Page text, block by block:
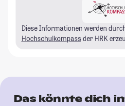
Diese Informationen werden
Hochschulkompass der HRK
Das könnte dich